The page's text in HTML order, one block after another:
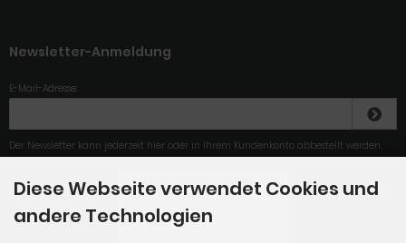
Newsletter-Anmeldung
E-Mail-Adresse:
Der Newsletter kann jederzeit hier oder in Ihrem Kundenkonto abbestellt werden.
4.79/5.00
Diese Webseite verwendet Cookies und
andere Technologien